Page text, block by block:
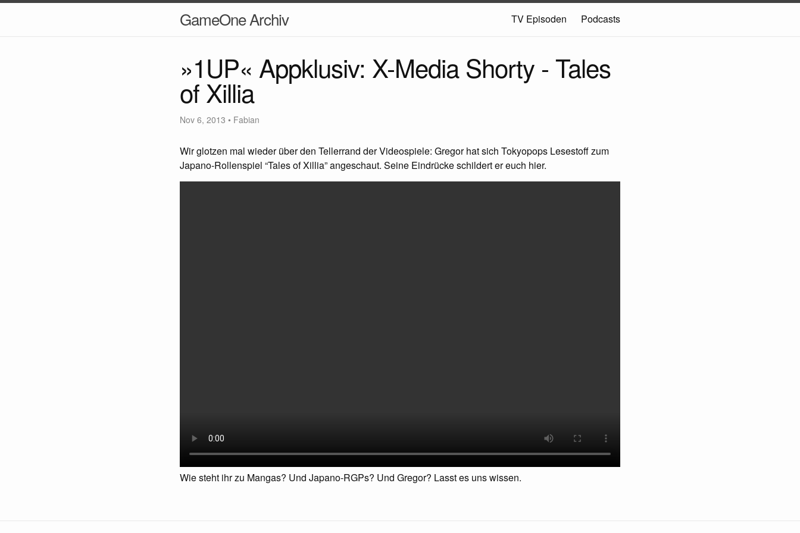
GameOne Archiv TV Episoden Podcasts
»1UP« Appklusiv: X-Media Shorty - Tales
of Xillia
Nov 6, 2013 • Fabian
Wir glotzen mal wieder über den Tellerrand der Videospiele: Gregor hat sich Tokyopops Lesestoff zum
Japano-Rollenspiel “Tales of Xillia” angeschaut. Seine Eindrücke schildert er euch hier.
Wie steht ihr zu Mangas? Und Japano-RGPs? Und Gregor? Lasst es uns wissen.